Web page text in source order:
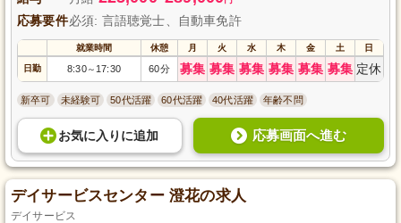
応募要件必須: 言語聴覚士、自動車免許
就業時間 休憩 月 火 水 木 金 土 日
日勤 8:30～ 17:30 60分 募集 募集 募集 募集 募集 募集 定休
新卒可 未経験可 50代活躍 60代活躍 40代活躍 年齢不問
お気に入り に追加 応募画面へ進む
デイサービスセンター 澄花の求人
デイサービス